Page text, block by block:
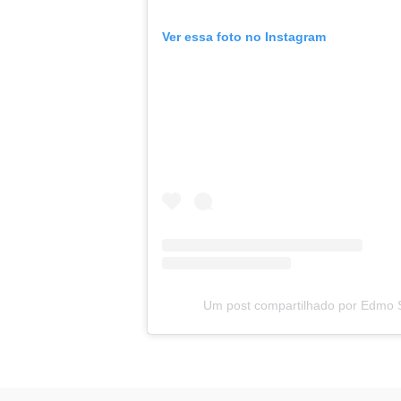
Ver essa foto no Instagram
Um post compartilhado por Edmo